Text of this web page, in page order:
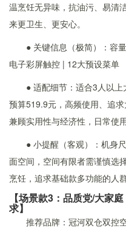
温烹饪无异味，抗油污、易清
来更卫生、更安心。
● 关键信息（极简）：容
电子彩屏触控 | 12大预设菜单
● 适配细节：适合3人以上
预算519.9元，高频使用、追
兼顾实用性与经济性，日常使
● 小提醒（客观）：机身
面空间，空间有限者需谨慎选
烹饪，追求基础款多功能的人
【场景款3：品质党/大家
求】
推荐品牌：冠河双仓双控